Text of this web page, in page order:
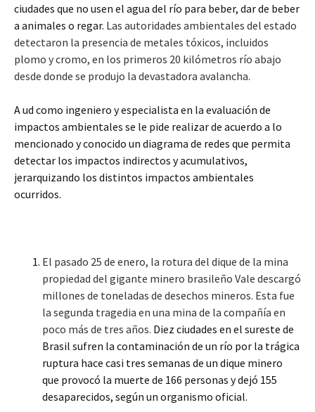
ciudades que no usen el agua del río para beber, dar de beber
a animales o regar. Las autoridades ambientales del estado
detectaron la presencia de metales tóxicos, incluidos
plomo y cromo, en los primeros 20 kilómetros río abajo
desde donde se produjo la devastadora avalancha.
A ud como ingeniero y especialista en la evaluación de
impactos ambientales se le pide realizar de acuerdo a lo
mencionado y conocido un diagrama de redes que permita
detectar los impactos indirectos y acumulativos,
jerarquizando los distintos impactos ambientales
ocurridos.
El pasado 25 de enero, la rotura del dique de la mina
propiedad del gigante minero brasileño Vale descargó
millones de toneladas de desechos mineros. Esta fue
la segunda tragedia en una mina de la compañía en
poco más de tres años. Diez ciudades en el sureste de
Brasil sufren la contaminación de un río por la trágica
ruptura hace casi tres semanas de un dique minero
que provocó la muerte de 166 personas y dejó 155
desaparecidos, según un organismo oficial.